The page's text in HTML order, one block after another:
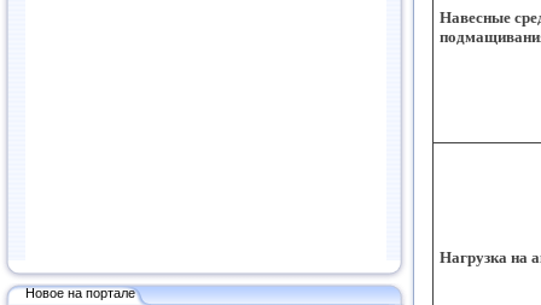
Новое на портале
Навесные
Нагрузка на